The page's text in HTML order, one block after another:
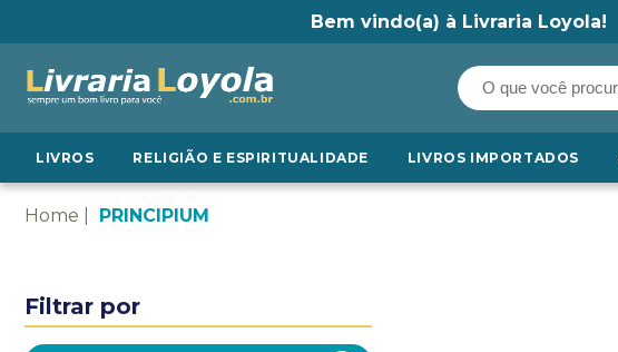
Bem vindo(a) à Livraria Loyola!
LIVROS RELIGIÃO E ESPIRITUALIDADE LIVROS IMPORTADOS
Home PRINCIPIUM
Filtrar por